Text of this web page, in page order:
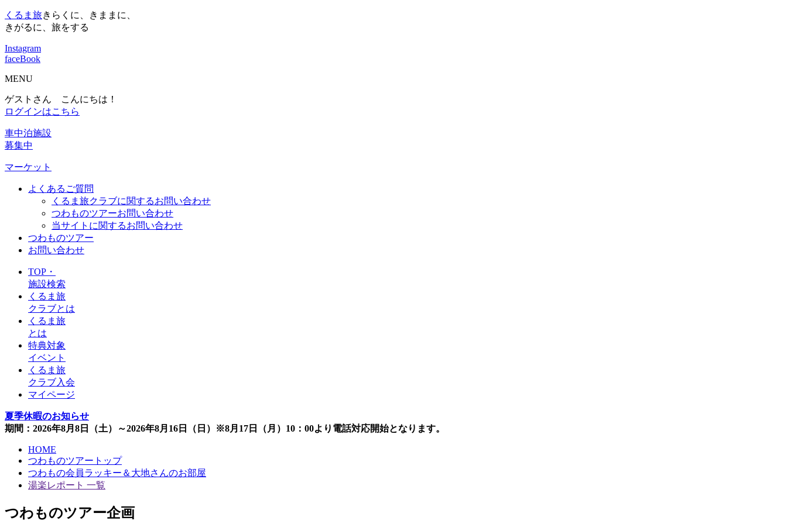
くるま旅きらくに、きままに、
きがるに、旅をする
Instagram
faceBook
MENU
ゲストさん こんにちは！
ログインはこちら
車中泊施設
募集中
マーケット
よくあるご質問
くるま旅クラブに関するお問い合わせ
つわものツアーお問い合わせ
当サイトに関するお問い合わせ
つわものツアー
お問い合わせ
TOP・
施設検索
くるま旅
クラブとは
くるま旅
とは
特典対象
イベント
くるま旅
クラブ入会
マイページ
夏季休暇のお知らせ
期間：2026年8月8日（土）～2026年8月16日（日）※8月17日（月）10：00より電話対応開始となります。
HOME
つわものツアートップ
つわもの会員ラッキー＆大地さんのお部屋
湯楽レポート 一覧
つわものツアー企画